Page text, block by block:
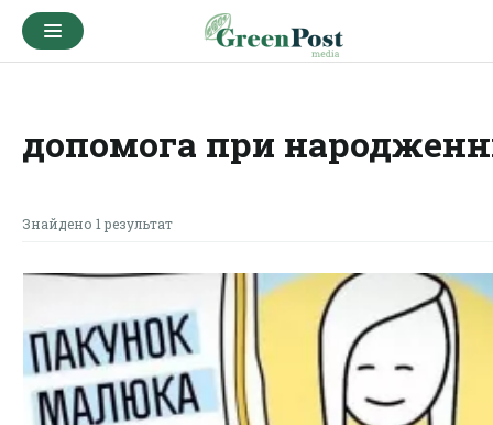
допомога при
Знайдено 1 результат